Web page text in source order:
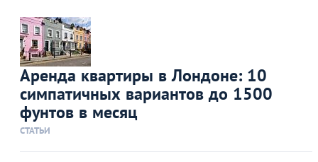
Аренда квартиры в Лондоне: 10
симпатичных вариантов до 1500
фунтов в месяц
СТАТЬИ